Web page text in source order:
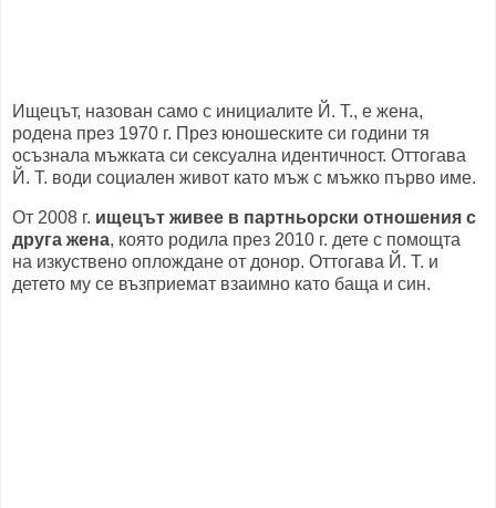
Ищецът, назован само с инициалите Й. Т., е жена,
родена през 1970 г. През юношеските си години тя
осъзнала мъжката си сексуална идентичност. Оттогава
Й. Т. води социален живот като мъж с мъжко първо име.
От 2008 г. ищецът живее в партньорски отношения с
друга жена, която родила през 2010 г. дете с помощта
на изкуствено оплождане от донор. Оттогава Й. Т. и
детето му се възприемат взаимно като баща и син.